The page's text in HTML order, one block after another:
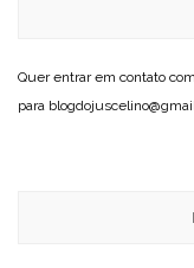
Quer entrar em contato
para